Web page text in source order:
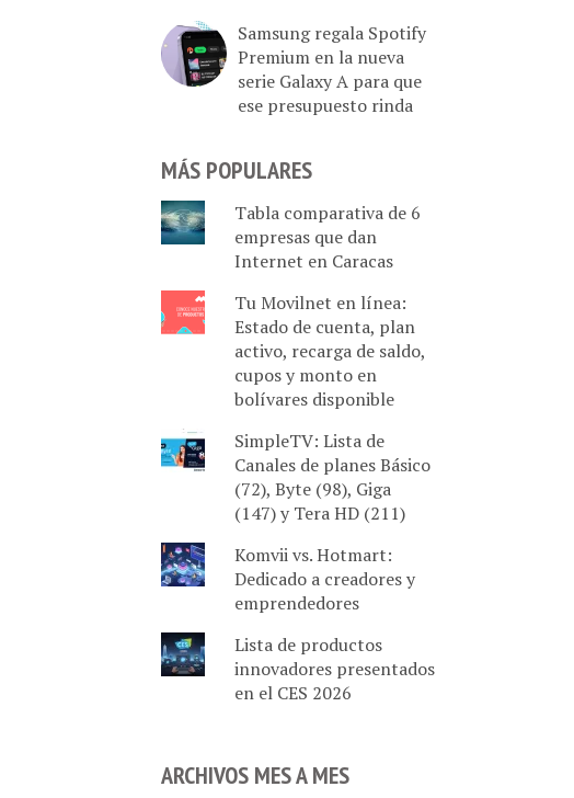
Samsung regala Spotify
Premium en la nueva
serie Galaxy A para que
ese presupuesto rinda
MÁS POPULARES
Tabla comparativa de 6
empresas que dan
Internet en Caracas
Tu Movilnet en línea:
Estado de cuenta, plan
activo, recarga de saldo,
cupos y monto en
bolívares disponible
SimpleTV: Lista de
Canales de planes Básico
(72), Byte (98), Giga
(147) y Tera HD (211)
Komvii vs. Hotmart:
Dedicado a creadores y
emprendedores
Lista de productos
innovadores presentados
en el CES 2026
ARCHIVOS MES A MES